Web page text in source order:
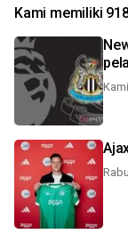
Kami memiliki